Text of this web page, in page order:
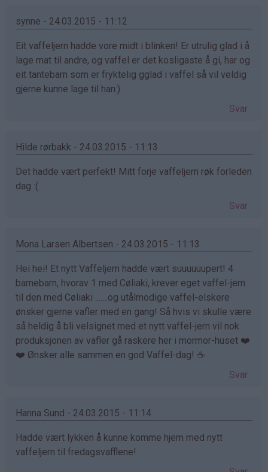
synne - 24.03.2015 - 11:12
Eit vaffeljern hadde vore midt i blinken! Er utrulig glad i å
lage mat til andre, og vaffel er det kosligaste å gi, har og
eit tantebarn som er fryktelig gglad i vaffel så vil veldig
gjerne kunne lage til han:)
Svar
Hilde rørbakk - 24.03.2015 - 11:13
Det hadde vært perfekt! Mitt forje vaffeljern røk forleden
dag :(
Svar
Mona Larsen Albertsen - 24.03.2015 - 11:13
Hei hei! Et nytt Vaffeljern hadde vært suuuuuupert! 4
barnebarn, hvorav 1 med Cøliaki, krever eget vaffel-jern
til den med Cøliaki .......og utålmodige vaffel-elskere
ønsker gjerne vafler med en gang! Så hvis vi skulle være
så heldig å bli velsignet med et nytt vaffel-jern vil nok
produksjonen av vafler gå raskere her i mormor-huset ❤️
❤️ Ønsker alle sammen en god Vaffel-dag! ☕️
Svar
Hanna Sund - 24.03.2015 - 11:14
Hadde vært lykken å kunne komme hjem med nytt
vaffeljern til fredagsvafflene!